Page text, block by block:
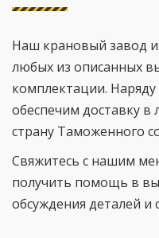
Наш крановый завод
любых из описанных
комплектации.
обеспечим доставку в
страну Таможенного
Свяжитесь с нашим
получить помощь в
обсуждения деталей и